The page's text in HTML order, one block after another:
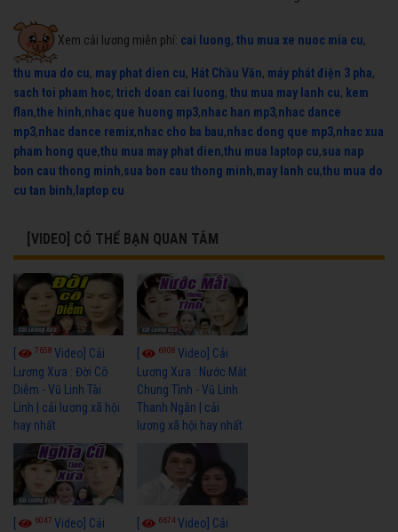
Xem cải lương miễn phí: cai luong, thu mua xe nuoc mia cu,
thu mua do cu, may phat dien cu, Hát Chầu Văn, máy phát điện 3 pha,
sach toi pham hoc, trich doan cai luong, thu mua may lanh cu, kem
flan,the hinh,nhac que huong mp3,nhac han mp3,nhac dance
mp3,nhac dance remix,nhac cho ba bau,nhac dong que mp3,nhac xua
pham hong que,thu mua may phat dien,thu mua laptop cu,sua nap
bon cau thong minh,sua bon cau thong minh,may lanh cu,thu mua do
cu tan binh, laptop cu
[VIDEO] CÓ THỂ BẠN QUAN TÂM
7658 Video] Cải
Lương Xưa : Đời Cô
Diễm - Vũ Linh Tài
Linh | cải lương xã hội
hay nhất
6908Video] Cải
Lương Xưa : Nước Mắt
Chung Tình - Vũ Linh
Thanh Ngân | cải
lương xã hội hay nhất
6047 Video] Cải
6674Video] Cải